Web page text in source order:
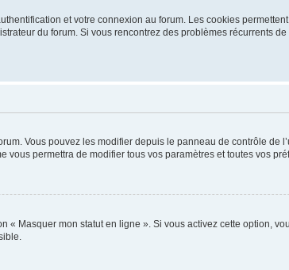
et votre connexion au forum. Les cookies
du forum. Si vous rencontrez des problèmes récurrents
Vous pouvez les modifier depuis le panneau de contrôle de
permettra de modifier tous vos paramètres et toutes vos
Masquer mon statut en ligne ». Si vous activez cette option,